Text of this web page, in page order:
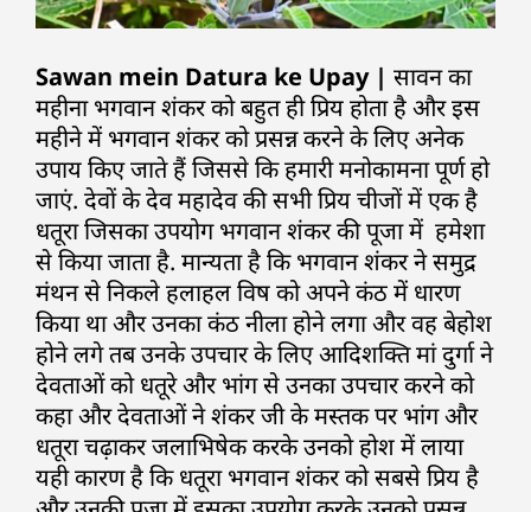
Sawan mein Datura ke Upay | सावन का
महीना भगवान शंकर को बहुत ही प्रिय होता है और इस
महीने में भगवान शंकर को प्रसन्न करने के लिए अनेक
उपाय किए जाते हैं जिससे कि हमारी मनोकामना पूर्ण हो
जाएं. देवों के देव महादेव की सभी प्रिय चीजों में एक है
धतूरा जिसका उपयोग भगवान शंकर की पूजा में हमेशा
से किया जाता है. मान्यता है कि भगवान शंकर ने समुद्र
मंथन से निकले हलाहल विष को अपने कंठ में धारण
किया था और उनका कंठ नीला होने लगा और वह बेहोश
होने लगे तब उनके उपचार के लिए आदिशक्ति मां दुर्गा ने
देवताओं को धतूरे और भांग से उनका उपचार करने को
कहा और देवताओं ने शंकर जी के मस्तक पर भांग और
धतूरा चढ़ाकर जलाभिषेक करके उनको होश में लाया
यही कारण है कि धतूरा भगवान शंकर को सबसे प्रिय है